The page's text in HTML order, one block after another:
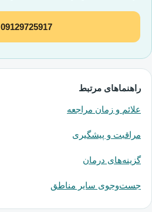
09129725917
راهنماهای مرتبط
علائم و زمان مراجعه
مراقبت و پیشگیری
گزینه‌های درمان
جست‌وجوی سایر مناطق